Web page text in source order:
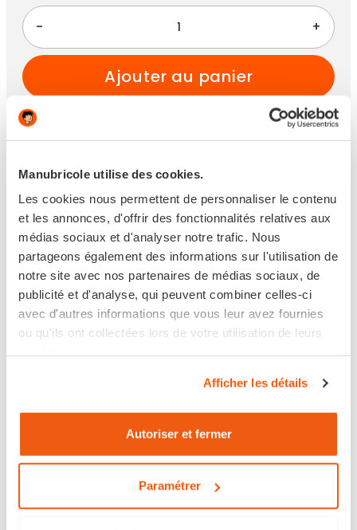
Manubricole utilise des cookies.
Les cookies nous permettent de personnaliser le contenu
et les annonces, d'offrir des fonctionnalités relatives aux
médias sociaux et d'analyser notre trafic. Nous
partageons également des informations sur l'utilisation de
notre site avec nos partenaires de médias sociaux, de
publicité et d'analyse, qui peuvent combiner celles-ci
avec d'autres informations que vous leur avez fournies
ou qu'ils ont collectées lors de votre utilisation de leurs
Afficher les détails
Autoriser et fermer
Paramétrer
- +
ajouter au panier
Paiement 100% sécurisé
Achetez maintenantpour une livraison
entrejeudi 20 août 2026 et le vendredi 21 août
2026 avecLivraison à Domicile
VOIR TOUTES LES OPTIONS DE LIVRAISON
Expédié sous 6 jours ouvrés
Retour sous 14 jours